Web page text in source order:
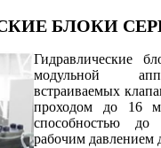
БЛОКИ
Гидравлические
модульной
встраиваемых
проходом до 16
способностью
рабочим давлением